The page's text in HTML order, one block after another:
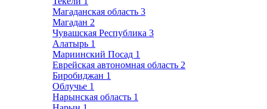
Магаданская область 3
Магадан 2
Чувашская Республика 3
Алатырь 1
Мариинский Посад 1
Еврейская автономная область 2
Биробиджан 1
Облучье 1
Нарынская область 1